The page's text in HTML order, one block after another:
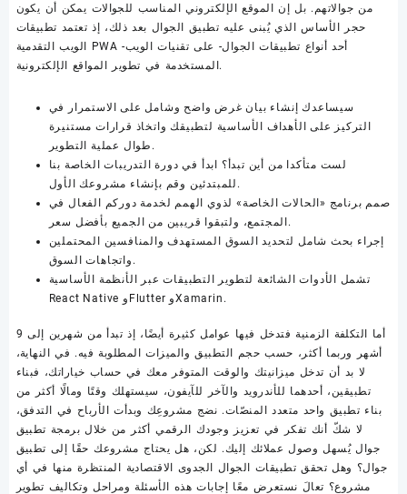
من جوالاتهم. بل إن الموقع الإلكتروني المناسب للجوالات يمكن أن يكون
حجر الأساس الذي يُبنى عليه تطبيق الجوال بعد ذلك، إذ تعتمد تطبيقات
الويب التقدمية PWA -أحد أنواع تطبيقات الجوال- على تقنيات الويب
المستخدمة في تطوير المواقع الإلكترونية.
سيساعدك إنشاء بيان غرض واضح وشامل على الاستمرار في
التركيز على الأهداف الأساسية لتطبيقك واتخاذ قرارات مستنيرة
طوال عملية التطوير.
لست متأكدا من أين تبدأ؟ ابدأ في دورة التدريبات الخاصة بنا
للمبتدئين وقم بإنشاء مشروعك الأول.
صمم برنامج «الحالات الخاصة» لذوي الهمم لخدمة دوركم الفعال في
المجتمع، ولتبقوا قريبين من الجميع بأفضل سعر.
إجراء بحث شامل لتحديد السوق المستهدف والمنافسين المحتملين
واتجاهات السوق.
تشمل الأدوات الشائعة لتطوير التطبيقات عبر الأنظمة الأساسية
React Native وFlutter وXamarin.
أما التكلفة الزمنية فتدخل فيها عوامل كثيرة أيضًا، إذ تبدأ من شهرين إلى 9
أشهر وربما أكثر، حسب حجم التطبيق والميزات المطلوبة فيه. في النهاية،
لا بد أن تدخل ميزانيتك والوقت المتوفر معك في حساب خياراتك، فبناء
تطبيقين، أحدهما للأندرويد والآخر للآيفون، سيستهلك وقتًا ومالًا أكثر من
بناء تطبيق واحد متعدد المنصّات. نضج مشروعِك وبدأت الأرباح في التدفق،
لا شكّ أنك تفكر في تعزيز وجودك الرقمي أكثر من خلال برمجة تطبيق
جوال يُسهل وصول عملائك إليك. لكن، هل يحتاج مشروعك حقًا إلى تطبيق
جوال؟ وهل تحقق تطبيقات الجوال الجدوى الاقتصادية المنتظرة منها في أي
مشروع؟ تعالَ نستعرض معًا إجابات هذه الأسئلة ومراحل وتكاليف تطوير